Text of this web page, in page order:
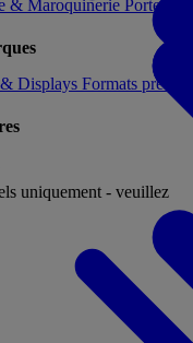
uniquement - veuillez
& Maroquinerie Porte-
Displays Formats prêts